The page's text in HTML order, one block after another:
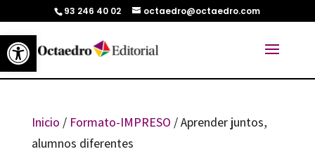
Abrir barra de herramientas
93 246 40 02 octaedro@octaedro.com
Inicio / Formato-IMPRESO / Aprender juntos,
alumnos diferentes